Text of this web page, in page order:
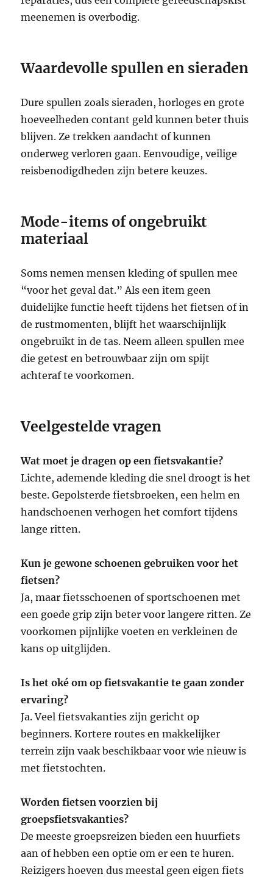
meenemen is overbodig.
Waardevolle spullen en sieraden
Dure spullen zoals sieraden, horloges en grote
hoeveelheden contant geld kunnen beter thuis
blijven. Ze trekken aandacht of kunnen
onderweg verloren gaan. Eenvoudige, veilige
reisbenodigdheden zijn betere keuzes.
Mode-items of ongebruikt
materiaal
Soms nemen mensen kleding of spullen mee
“voor het geval dat.” Als een item geen
duidelijke functie heeft tijdens het fietsen of in
de rustmomenten, blijft het waarschijnlijk
ongebruikt in de tas. Neem alleen spullen mee
die getest en betrouwbaar zijn om spijt
achteraf te voorkomen.
Veelgestelde vragen
Wat moet je dragen op een fietsvakantie?
Lichte, ademende kleding die snel droogt is het
beste. Gepolsterde fietsbroeken, een helm en
handschoenen verhogen het comfort tijdens
lange ritten.
Kun je gewone schoenen gebruiken voor het
fietsen?
Ja, maar fietsschoenen of sportschoenen met
een goede grip zijn beter voor langere ritten. Ze
voorkomen pijnlijke voeten en verkleinen de
kans op uitglijden.
Is het oké om op fietsvakantie te gaan zonder
ervaring?
Ja. Veel fietsvakanties zijn gericht op
beginners. Kortere routes en makkelijker
terrein zijn vaak beschikbaar voor wie nieuw is
met fietstochten.
Worden fietsen voorzien bij
groepsfietsvakanties?
De meeste groepsreizen bieden een huurfiets
aan of hebben een optie om er een te huren.
Reizigers hoeven dus meestal geen eigen fiets